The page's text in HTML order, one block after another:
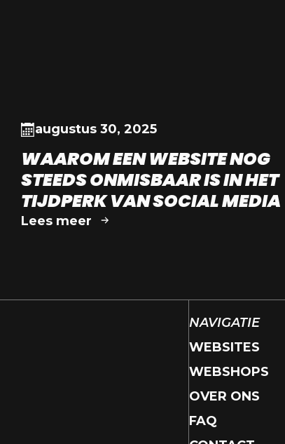
augustus 30, 2025
WAAROM EEN WEBSITE NOG
STEEDS ONMISBAAR IS IN HET
TIJDPERK VAN SOCIAL MEDIA
Lees meer
NAVIGATIE
WEBSITES
WEBSHOPS
OVER ONS
FAQ